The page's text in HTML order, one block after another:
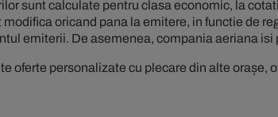
sunt calculate pentru clasa economic, la
modifica oricand pana la emitere, in functie de
emiterii. De asemenea, compania aeriana isi
oferte personalizate cu plecare din alte